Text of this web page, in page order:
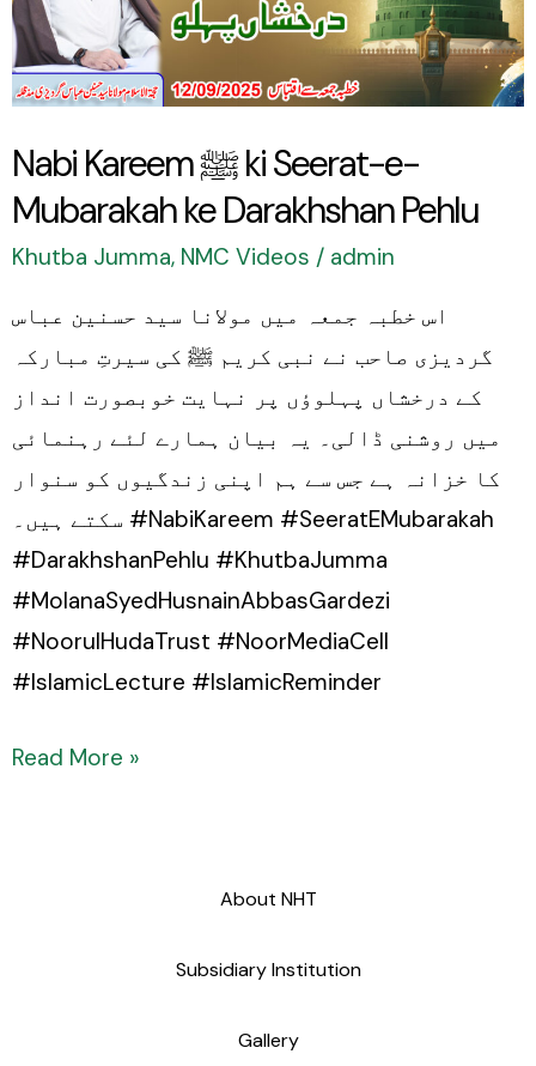
Nabi Kareem ﷺ ki Seerat-e-
Mubarakah ke Darakhshan Pehlu
Khutba Jumma, NMC Videos / admin
اس خطبہ جمعہ میں مولانا سید حسنین عباس
گردیزی صاحب نے نبی کریم ﷺ کی سیرتِ مبارکہ
کے درخشاں پہلوؤں پر نہایت خوبصورت انداز
میں روشنی ڈالی۔ یہ بیان ہمارے لئے رہنمائی
کا خزانہ ہے جس سے ہم اپنی زندگیوں کو سنوار
سکتے ہیں۔ #NabiKareem #SeeratEMubarakah
#DarakhshanPehlu #KhutbaJumma
#MolanaSyedHusnainAbbasGardezi
#NoorulHudaTrust #NoorMediaCell
#IslamicLecture #IslamicReminder
e-
Mubarakah
Darakhshan
Pehlu
Read More »
About NHT
Subsidiary Institution
Gallery